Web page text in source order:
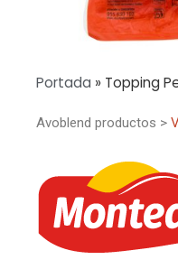
Portada » Topping
Avoblend productos >